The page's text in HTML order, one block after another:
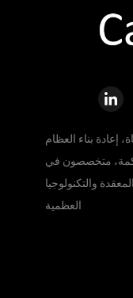
إعادة بناء العظام
متخصصون في
والتكنولوجيا
العظمية